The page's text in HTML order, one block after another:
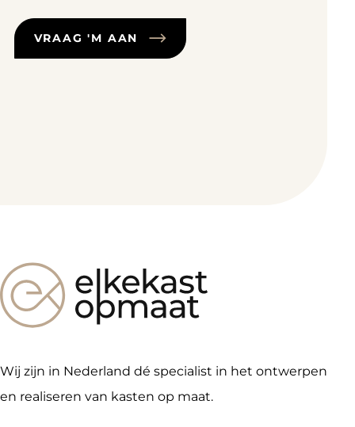
VRAAG 'M AAN
Wij zijn in Nederland dé specialist in het ontwerpen
en realiseren van kasten op maat.